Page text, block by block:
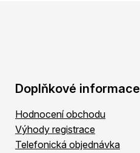
Doplňkové informace
Hodnocení obchodu
Výhody registrace
Telefonická objednávka